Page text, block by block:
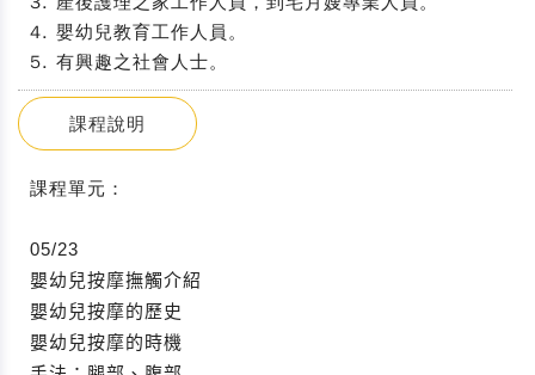
4. 嬰幼兒教育工作人員。
5. 有興趣之社會人士。
課程說明
課程單元 ：
05/23
嬰幼兒按摩撫觸介紹
嬰幼兒按摩的歷史
嬰幼兒按摩的時機